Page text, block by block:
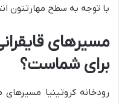
با توجه به سطح مهارتتون
مسیرهای
برای شماست؟
رودخانه کروتینیا